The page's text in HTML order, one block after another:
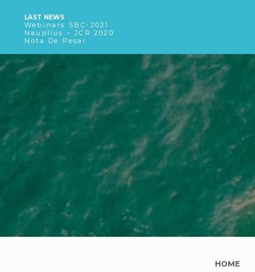
LAST NEWS
Webinars SBC-2021
Nauplius – JCR 2020
Nota De Pesar
HOME